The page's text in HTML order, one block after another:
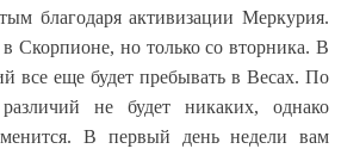
благодаря активизации Меркурия.
в Скорпионе, но только со вторника. В
все еще будет пребывать в Весах. По
не будет никаких, однако
В первый день недели вам